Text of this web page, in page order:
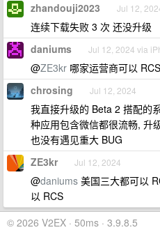
zhandouji2023 Jul 12,
连续下载失败 3 次 还没升级
daniums Jul 12, 2024 via
@ZE3kr 哪家运营商可以 RCS
chrosing Jul 12, 2024
我直接升级的 Beta 2 搭配的
种应用包含微信都很流畅, 升
也没有遇见重大 BUG
ZE3kr Jul 12, 2024
@daniums 美国三大都可以
以 RCS
© 2026 V2EX · 50ms · 3.9.8.5